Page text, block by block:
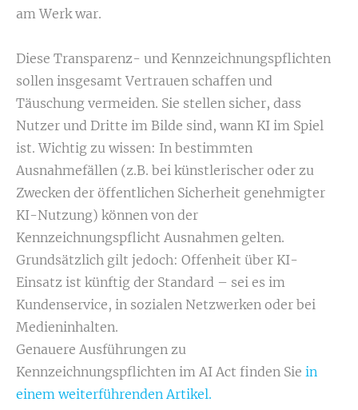
am Werk war.
Diese Transparenz- und Kennzeichnungspflichten
sollen insgesamt Vertrauen schaffen und
Täuschung vermeiden. Sie stellen sicher, dass
Nutzer und Dritte im Bilde sind, wann KI im Spiel
ist. Wichtig zu wissen: In bestimmten
Ausnahmefällen (z.B. bei künstlerischer oder zu
Zwecken der öffentlichen Sicherheit genehmigter
KI-Nutzung) können von der
Kennzeichnungspflicht Ausnahmen gelten.
Grundsätzlich gilt jedoch: Offenheit über KI-
Einsatz ist künftig der Standard – sei es im
Kundenservice, in sozialen Netzwerken oder bei
Medieninhalten.
Genauere Ausführungen zu
Kennzeichnungspflichten im AI Act finden Sie in
einem weiterführenden Artikel.